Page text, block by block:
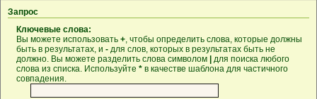
Запрос
Ключевые слова:
Вы можете использовать +, чтобы определить слова, которые должны
быть в результатах, и - для слов, которых в результатах быть не
должно. Вы можете разделить слова символом
для поиска любого
слова из списка. Используйте * в качестве шаблона для частичного
совпадения.